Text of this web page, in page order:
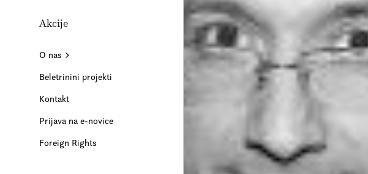
Akcije
O nas
Beletrinini projekti
Kontakt
Prijava na e-novice
Foreign Rights